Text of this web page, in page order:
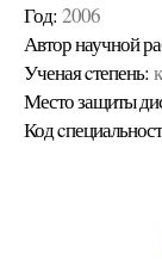
Год: 2006
Автор научной
Ученая cтепень:
Место защиты
Код